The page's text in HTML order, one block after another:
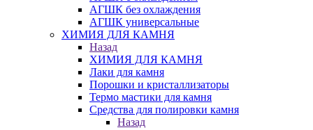
АГШК без охлаждения
АГШК универсальные
ХИМИЯ ДЛЯ КАМНЯ
Назад
ХИМИЯ ДЛЯ КАМНЯ
Лаки для камня
Порошки и кристаллизаторы
Термо мастики для камня
Средства для полировки камня
Назад